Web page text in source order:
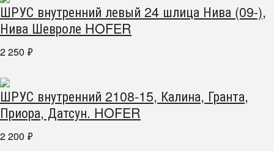
ШРУС внутренний левый 24 шлица Нива (09-),
Нива Шевроле HOFER
2 250 ₽
ШРУС внутренний 2108-15, Калина, Гранта,
Приора, Датсун. HOFER
2 200 ₽